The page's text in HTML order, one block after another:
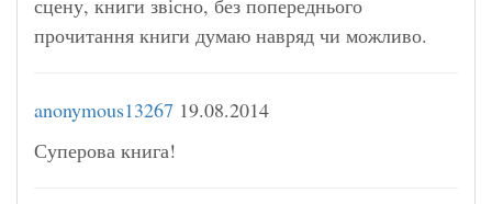
прочитання книги думаю навряд чи можливо.
anonymous13267 19.08.2014
Суперова книга!